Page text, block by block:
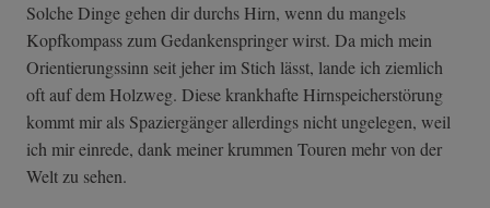
Solche Dinge gehen dir durchs Hirn, wenn du mangels
Kopfkompass zum Gedankenspringer wirst. Da mich mein
Orientierungssinn seit jeher im Stich lässt, lande ich ziemlich
oft auf dem Holzweg. Diese krankhafte Hirnspeicherstörung
kommt mir als Spaziergänger allerdings nicht ungelegen, weil
ich mir einrede, dank meiner krummen Touren mehr von der
Welt zu sehen.